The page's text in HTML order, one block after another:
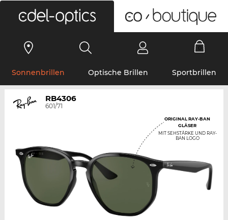
Sonnenbrillen Optische Brillen Sportbrillen
RB4306
601/71
ORIGINAL RAY-BAN
GLÄSER
MIT SEHSTÄRKE UND RAY-
BAN LOGO